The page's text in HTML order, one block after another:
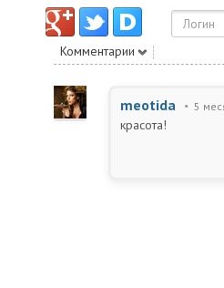
Комментарии
meotida 5
красота!